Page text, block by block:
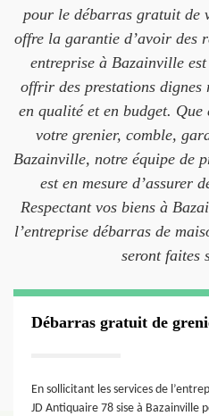
pour le débarras gratuit de
offre la garantie d’avoir des
entreprise à Bazainville
offrir des prestations dignes
en qualité et en budget.
votre grenier, comble,
Bazainville, notre équipe de
est en mesure d’assurer
Respectant vos biens à
l’entreprise débarras de
seront faites
Débarras gratuit de
En sollicitant les services de
JD Antiquaire 78 sise à Bazainville